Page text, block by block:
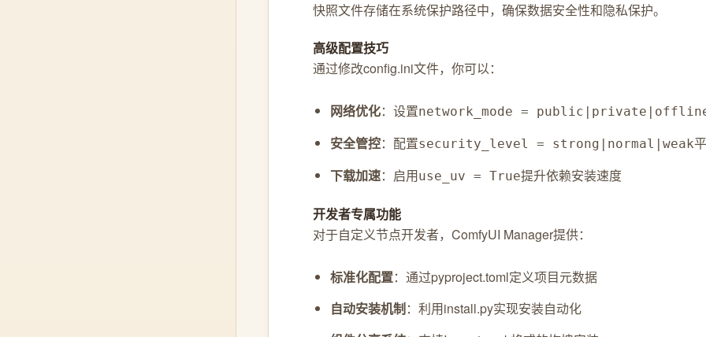
快照文件存储在系统保护路径中，确保数据安全性和隐私保护。
高级配置技巧
通过修改config.ini文件，你可以：
网络优化：设置network_mode =
安全管控：配置security_level = strong|normal|weak
下载加速：启用use_uv = True提升依赖安装速度
开发者专属功能
对于自定义节点开发者，ComfyUI Manager提供：
标准化配置：通过pyproject.toml定义项目元数据
自动安装机制：利用install.py实现安装自动化